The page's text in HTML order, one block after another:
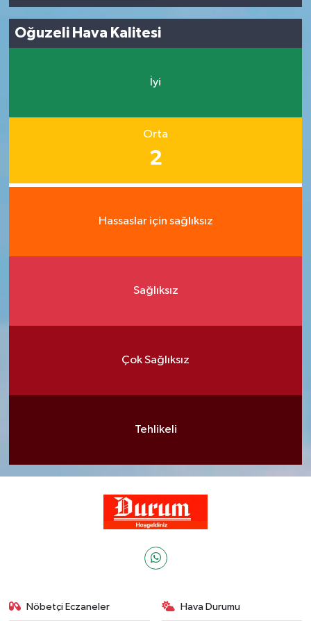
Oğuzeli Hava Kalitesi
İyi
Orta
2
Hassaslar için sağlıksız
Sağlıksız
Çok Sağlıksız
Tehlikeli
Nöbetçi Eczaneler Hava Durumu